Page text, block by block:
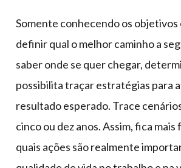
Somente conhecendo os objetivos
definir qual o melhor caminho a
saber onde se quer chegar,
possibilita traçar estratégias para
resultado esperado. Trace
cinco ou dez anos. Assim, fica
quais ações são realmente